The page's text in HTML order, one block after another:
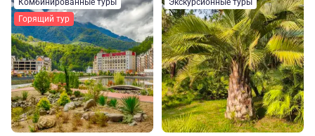
Комбинированные туры
Горящий тур
Экскурсионные туры